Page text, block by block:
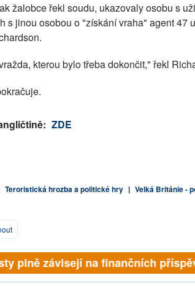
žalobce řekl soudu, ukazovaly osobu s
s jinou osobou o "získání vraha" agent 47
kterou bylo třeba dokončit," řekl
ZDE
Teroristická hrozba a politické hry | Velká Británie -
plně závisejí na finančních